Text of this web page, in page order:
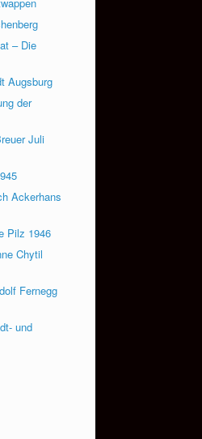
– Die
Augsburg
der
Juli
Ackerhans
Pilz 1946
Chytil
Fernegg
und